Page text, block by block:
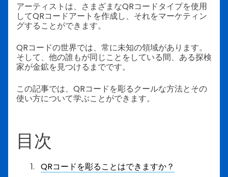
アーティストは、さまざまなQRコードタイプを使用
してQRコードアートを作成し、それをマーケティン
グすることができます。
QRコードの世界では、常に未知の領域があります。
そして、他の誰もが同じことをしている間、ある探検
家が金鉱を見つけるまでです。
この記事では、QRコードを彫るクールな方法とその
使い方について学ぶことができます。
目次
QRコードを彫ることはできますか？